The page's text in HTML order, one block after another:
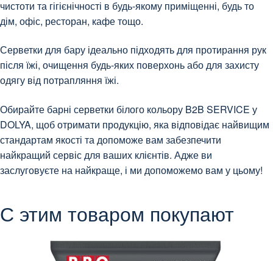
чистоти та гігієнічності в будь-якому приміщенні, будь то
дім, офіс, ресторан, кафе тощо.
Серветки для бару ідеально підходять для протирання рук
після їжі, очищення будь-яких поверхонь або для захисту
одягу від потрапляння їжі.
Обирайте барні серветки білого кольору B2B SERVICE у
DOLYA, щоб отримати продукцію, яка відповідає найвищим
стандартам якості та допоможе вам забезпечити
найкращий сервіс для ваших клієнтів. Адже ви
заслуговуєте на найкраще, і ми допоможемо вам у цьому!
С этим товаром покупают